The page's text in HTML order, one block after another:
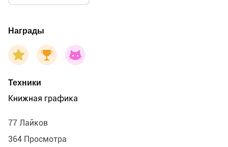
Награды
Техники
Книжная графика
77 Лайков
364 Просмотра